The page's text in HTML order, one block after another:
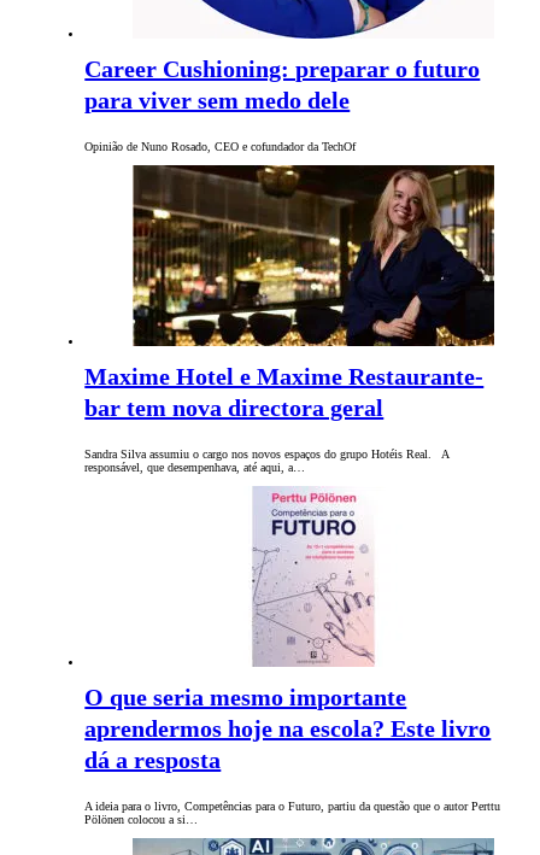
Career Cushioning: preparar o futuro
para viver sem medo dele
Opinião de Nuno Rosado, CEO e cofundador da TechOf
Maxime Hotel e Maxime Restaurante-
bar tem nova directora geral
Sandra Silva assumiu o cargo nos novos espaços do grupo Hotéis Real. A
responsável, que desempenhava, até aqui, a…
O que seria mesmo importante
aprendermos hoje na escola? Este livro
dá a resposta
A ideia para o livro, Competências para o Futuro, partiu da questão que o autor Perttu
Pölönen colocou a si…